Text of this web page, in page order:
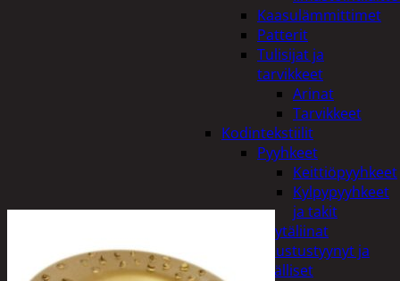
Kaasulämmittimet
Patterit
Tulisijat ja
tarvikkeet
Arinat
Tarvikkeet
Kodintekstiilit
Pyyhkeet
Keittiöpyyhkeet
Kylpypyyhkeet
ja takit
Pöytäliinat
Sisustustyynyt ja
päälliset